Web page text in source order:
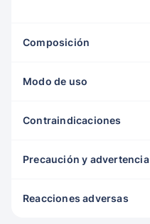
Composición
Modo de uso
Contraindicaciones
Precaución y advertencia
Reacciones adversas